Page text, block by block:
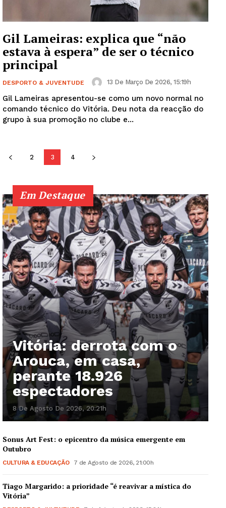
SUBSCREVA JÁ!
Institucional
Edição Digital
Europa
Publicidade
Quero ser Assinante
Gil Lameiras: explica que “não
estava à espera” de ser o técnico
principal
DESPORTO & JUVENTUDE 13 De Março De 2026, 15:19h
Gil Lameiras apresentou-se como um novo normal no
comando técnico do Vitória. Deu nota da reacção do
grupo à sua promoção no clube e...
2 3 4
Em Destaque
Vitória: derrota com o
Arouca, em casa,
perante 18.926
espectadores
8 De Agosto De 2026, 20:21h
Sonus Art Fest: o epicentro da música emergente em
Outubro
CULTURA & EDUCAÇÃO 7 de Agosto de 2026, 21:00h
Tiago Margarido: a prioridade “é reavivar a mística do
Vitória”